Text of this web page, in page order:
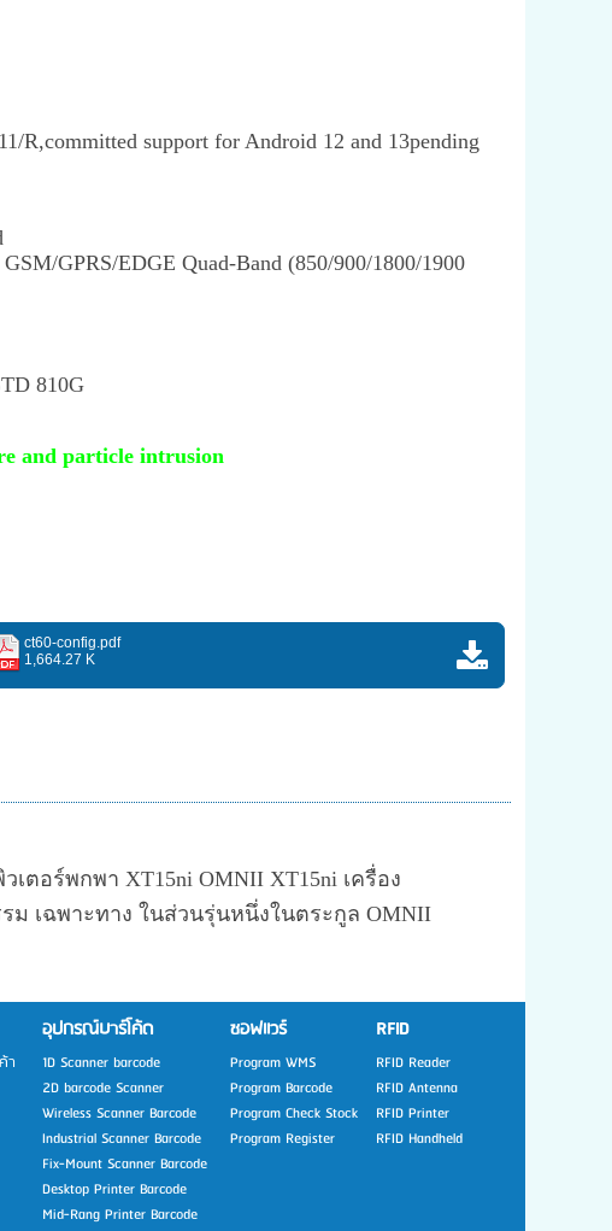
R,committed support for Android 12 and 13pending
GPRS/EDGE Quad-Band (850/900/1800/1900
810G
and particle intrusion
ct60-config.pdf
1,664.27 K
เตอร์พกพา XT15ni OMNII XT15ni เครื่อง
เฉพาะทาง ในส่วนรุ่นหนึ่งในตระกูล OMNII
า
อุปกรณ์บาร์โค้ด
1D Scanner barcode
2D barcode Scanner
Wireless Scanner Barcode
Industrial Scanner Barcode
Fix-Mount Scanner Barcode
Desktop Printer Barcode
Mid-Rang Printer Barcode
ซอฟแวร์
Program WMS
Program Barcode
Program Check Stock
Program Register
RFID
RFID Reader
RFID Antenna
RFID Printer
RFID Handheld